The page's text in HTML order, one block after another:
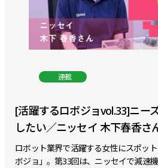
連載
[活躍するロボジョvol.33]ニー
したい／ニッセイ 木下春香さ
ロボット業界で活躍する女性にスポッ
ボジョ」。第33回は、ニッセイで減速